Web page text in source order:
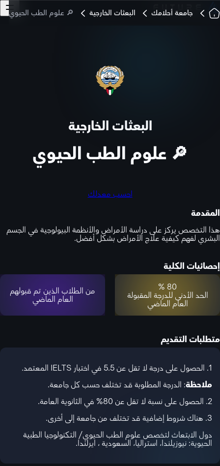
جامعة أحلامك البعثات الخارجية 🔎 علوم الطب الحيوي
البعثات الخارجية
🔎 علوم الطب الحيوي
احسب معدلك
المقدمة
هذا التخصص يركز على دراسة الأمراض والأنظمة البيولوجية في الجسم
البشري لفهم كيفية علاج الأمراض بشكل أفضل.
إحصائيات الكلية
80 %
الحد الأدنى للدرجة المقبولة
العام الماضي
من الطلاب الذين تم قبولهم
العام الماضي
متطلبات التقديم
1. الحصول على درجة لا تقل عن 5.5 في اختبار IELTS المعتمد.
ملاحظة: الدرجة المطلوبة قد تختلف حسب كل جامعة.
2. الحصول على نسبة لا تقل عن 80% في الثانوية العامة.
3. هناك شروط إضافية قد تختلف من جامعة إلى أخرى.
دول الابتعاث لتخصص علوم الطب الحيوي/ التكنولوجيا الطبية
الحيوية: نيوزيلندا، استراليا، السعودية ، ايرلندا.